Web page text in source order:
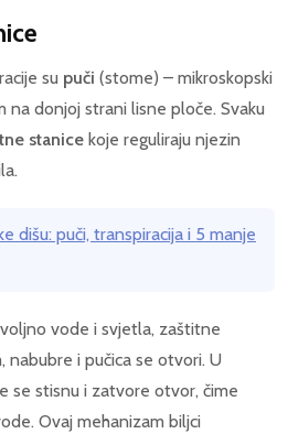
su puči (stome) – mikroskopski
donjoj strani lisne ploče. Svaku
stanice koje reguliraju njezin
dišu: puči, transpiracija i 5 manje
vode i svjetla, zaštitne
i pučica se otvori. U
se stisnu i zatvore otvor, čime
Ovaj mehanizam biljci